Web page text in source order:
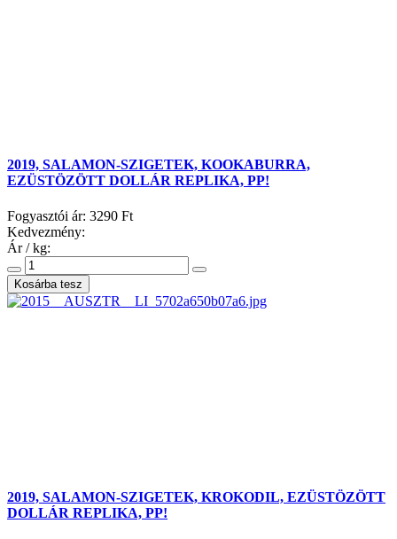
2019, SALAMON-SZIGETEK, KOOKABURRA,
EZÜSTÖZÖTT DOLLÁR REPLIKA, PP!
Fogyasztói ár: 3290 Ft
Kedvezmény:
Ár / kg:
2019, SALAMON-SZIGETEK, KROKODIL, EZÜSTÖZÖTT
DOLLÁR REPLIKA, PP!